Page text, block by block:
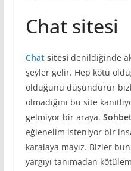
Chat sitesi
Chat sitesi denildiğinde
şeyler gelir. Hep kötü
olduğunu düşündürür
olmadığını bu site
gelmiyor bir araya.
eğlenelim isteniyor bir
karalaya mayız. Bizler
yargıyı tanımadan